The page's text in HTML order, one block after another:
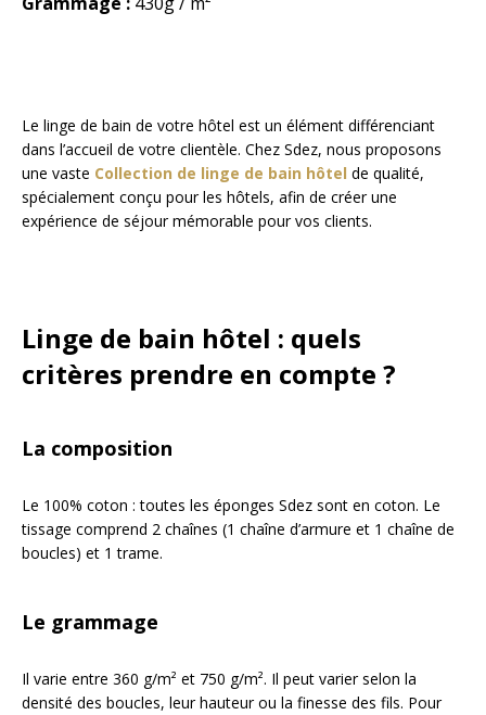
Le linge de bain de votre hôtel est un élément différenciant
dans l’accueil de votre clientèle. Chez Sdez, nous proposons
une vaste Collection de linge de bain hôtel de qualité,
spécialement conçu pour les hôtels, afin de créer une
expérience de séjour mémorable pour vos clients.
Linge de bain hôtel : quels
critères prendre en compte ?
La composition
Le 100% coton : toutes les éponges Sdez sont en coton. Le
tissage comprend 2 chaînes (1 chaîne d’armure et 1 chaîne de
boucles) et 1 trame.
Le grammage
Il varie entre 360 g/m² et 750 g/m². Il peut varier selon la
densité des boucles, leur hauteur ou la finesse des fils. Pour